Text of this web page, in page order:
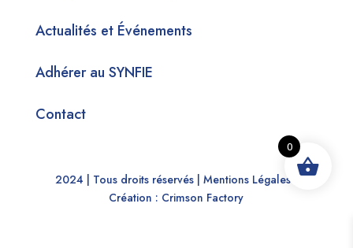
Actualités et Événements
Adhérer au SYNFIE
Contact
2024 | Tous droits réservés |Mentions Légales |
Création : Crimson Factory
0